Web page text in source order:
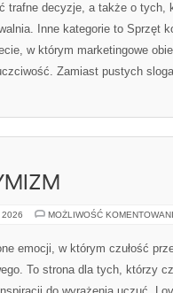
trafne decyzje, a także o tych,
Inne kategorie to Sprzęt
w którym marketingowe
Zamiast pustych
2026 MOŻLIWOŚĆ
emocji, w którym czułość
To strona dla tych, którzy